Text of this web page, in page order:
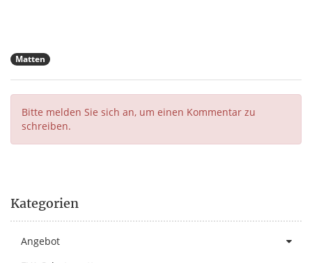
Matten
Bitte melden Sie sich an, um einen Kommentar zu
schreiben.
Kategorien
Angebot